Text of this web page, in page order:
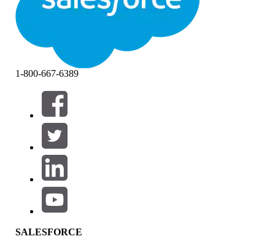
Filter (0)
FILTER AUSWÄHLEN
Produktbereich
Auswirkungen auf Funktionen
1-800-667-6389
SALESFORCE